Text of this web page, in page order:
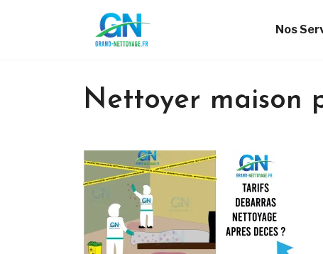
Nos
Nettoyer maison